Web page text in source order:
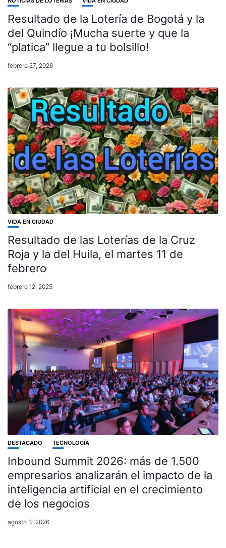
Resultado de la Lotería de Bogotá y la
del Quindío ¡Mucha suerte y que la
“platica” llegue a tu bolsillo!
febrero 27, 2026
VIDA EN CIUDAD
Resultado de las Loterías de la Cruz
Roja y la del Huila, el martes 11 de
febrero
febrero 12, 2025
DESTACADO TECNOLOGÍA
Inbound Summit 2026: más de 1.500
empresarios analizarán el impacto de la
inteligencia artificial en el crecimiento
de los negocios
agosto 3, 2026